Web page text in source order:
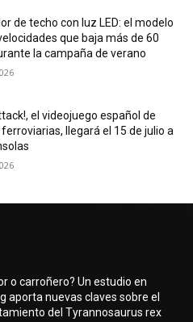
de techo con luz LED: el modelo
que baja más de 60
la campaña de verano
el videojuego español de
llegará el 15 de julio a
o carroñero? Un estudio en
aporta nuevas claves sobre el
del Tyrannosaurus rex